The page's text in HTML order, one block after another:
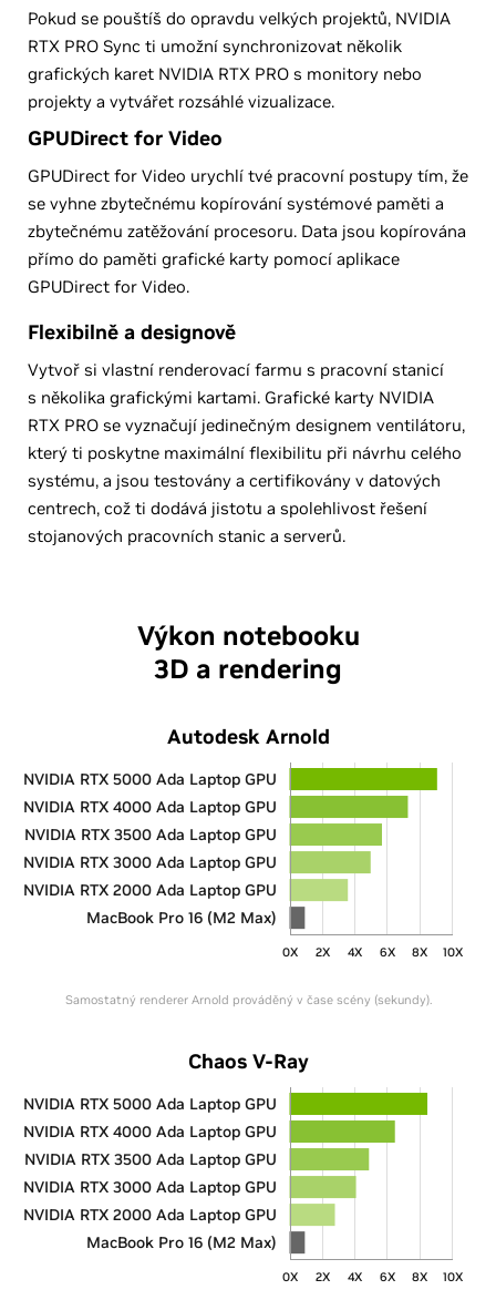
Pokud se pouštíš do opravdu velkých projektů, NVIDIA
RTX PRO Sync ti umožní synchronizovat několik
grafických karet NVIDIA RTX PRO s monitory nebo
projekty a vytvářet rozsáhlé vizualizace.
GPUDirect for Video
GPUDirect for Video urychlí tvé pracovní postupy tím, že
se vyhne zbytečnému kopírování systémové paměti a
zbytečnému zatěžování procesoru. Data jsou kopírována
přímo do paměti grafické karty pomocí aplikace
GPUDirect for Video.
Flexibilně a designově
Vytvoř si vlastní renderovací farmu s pracovní stanicí
s několika grafickými kartami. Grafické karty NVIDIA
RTX PRO se vyznačují jedinečným designem ventilátoru,
který ti poskytne maximální flexibilitu při návrhu celého
systému, a jsou testovány a certifikovány v datových
centrech, což ti dodává jistotu a spolehlivost řešení
stojanových pracovních stanic a serverů.
Výkon notebooku
3D a rendering
Autodesk Arnold
0X 2X 4X 6X 8X 10X
NVIDIA RTX 5000 Ada Laptop GPU
NVIDIA RTX 4000 Ada Laptop GPU
NVIDIA RTX 3500 Ada Laptop GPU
NVIDIA RTX 3000 Ada Laptop GPU
NVIDIA RTX 2000 Ada Laptop GPU
MacBook Pro 16 (M2 Max)
Samostatný renderer Arnold prováděný v čase scény (sekundy).
Chaos V-Ray
0X 2X 4X 6X 8X 10X
NVIDIA RTX 5000 Ada Laptop GPU
NVIDIA RTX 4000 Ada Laptop GPU
NVIDIA RTX 3500 Ada Laptop GPU
NVIDIA RTX 3000 Ada Laptop GPU
NVIDIA RTX 2000 Ada Laptop GPU
MacBook Pro 16 (M2 Max)